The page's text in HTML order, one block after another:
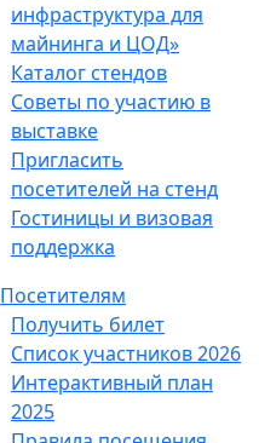
инфраструктура для
майнинга и ЦОД»
Каталог стендов
Советы по участию в
выставке
Пригласить
посетителей на стенд
Гостиницы и визовая
поддержка
Посетителям
Получить билет
Список участников 2026
Интерактивный план
2025